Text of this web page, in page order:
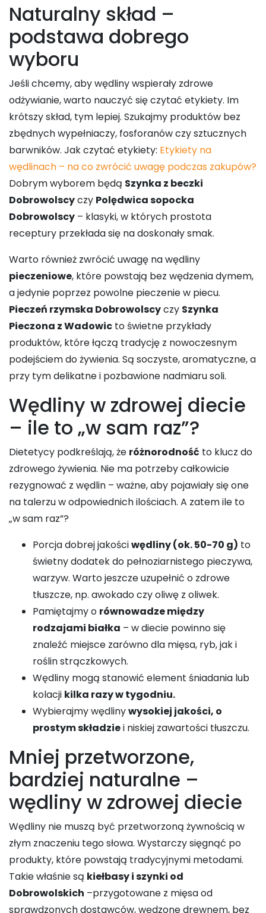
Naturalny skład –
podstawa dobrego
wyboru
Jeśli chcemy, aby wędliny wspierały zdrowe
odżywianie, warto nauczyć się czytać etykiety. Im
krótszy skład, tym lepiej. Szukajmy produktów bez
zbędnych wypełniaczy, fosforanów czy sztucznych
barwników. Jak czytać etykiety: Etykiety na
wędlinach – na co zwrócić uwagę podczas zakupów?
Dobrym wyborem będą Szynka z beczki
Dobrowolscyczy Polędwica sopocka
Dobrowolscy – klasyki, w których prostota
receptury przekłada się na doskonały smak.
Warto również zwrócić uwagę na wędliny
pieczeniowe, które powstają bez wędzenia dymem,
a jedynie poprzez powolne pieczenie w piecu.
Pieczeń rzymska Dobrowolscyczy Szynka
Pieczona z Wadowic to świetne przykłady
produktów, które łączą tradycję z nowoczesnym
podejściem do żywienia. Są soczyste, aromatyczne, a
przy tym delikatne i pozbawione nadmiaru soli.
Wędliny w zdrowej diecie
– ile to „w sam raz”?
Dietetycy podkreślają, że różnorodność to klucz do
zdrowego żywienia. Nie ma potrzeby całkowicie
rezygnować z wędlin – ważne, aby pojawiały się one
na talerzu w odpowiednich ilościach. A zatem ile to
„w sam raz”?
Porcja dobrej jakościwędliny (ok. 50-70 g) to
świetny dodatek do pełnoziarnistego pieczywa,
warzyw. Warto jeszcze uzupełnić o zdrowe
tłuszcze, np. awokado czy oliwę z oliwek.
Pamiętajmy o równowadze między
rodzajami białka – w diecie powinno się
znaleźć miejsce zarówno dla mięsa, ryb, jak i
roślin strączkowych.
Wędliny mogą stanowić element śniadania lub
kolacji kilka razy w tygodniu.
Wybierajmy wędlinywysokiej jakości, o
prostym składziei niskiej zawartości tłuszczu.
Mniej przetworzone,
bardziej naturalne –
wędliny w zdrowej diecie
Wędliny nie muszą być przetworzoną żywnością w
złym znaczeniu tego słowa. Wystarczy sięgnąć po
produkty, które powstają tradycyjnymi metodami.
Takie właśnie są kiełbasy i szynki od
Dobrowolskich –przygotowane z mięsa od
sprawdzonych dostawców, wędzone drewnem, bez